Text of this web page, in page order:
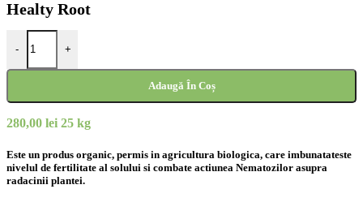
Healty Root
-
Cantitate Healty Root
+
Adaugă În Coș
280,00 lei 25 kg
Este un produs organic, permis in agricultura biologica, care imbunatateste
nivelul de fertilitate al solului si combate actiunea Nematozilor asupra
radacinii plantei.